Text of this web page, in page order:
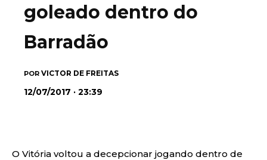
goleado dentro do
Barradão
POR VICTOR DE FREITAS
12/07/2017 · 23:39
O Vitória voltou a decepcionar jogando dentro de